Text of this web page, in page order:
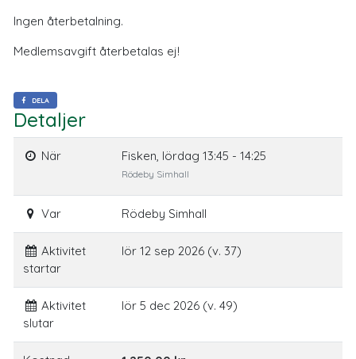
Ingen återbetalning.
Medlemsavgift återbetalas ej!
DELA
Detaljer
När Fisken, lördag 13:45 - 14:25
Rödeby Simhall
Var Rödeby Simhall
Aktivitet
startar
lör 12 sep 2026 (v. 37)
Aktivitet
slutar
lör 5 dec 2026 (v. 49)